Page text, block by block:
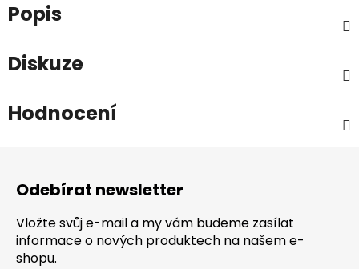
Popis
Diskuze
Hodnocení
Odebírat newsletter
Vložte svůj e-mail a my vám budeme zasílat
informace o nových produktech na našem e-
shopu.